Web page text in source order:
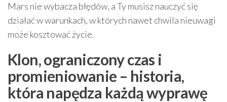
Mars nie wybacza błędów, a Ty musisz nauczyć się
działać w warunkach, w których nawet chwila nieuwagi
może kosztować życie.
Klon, ograniczony czas i
promieniowanie – historia,
która napędza każdą wyprawę